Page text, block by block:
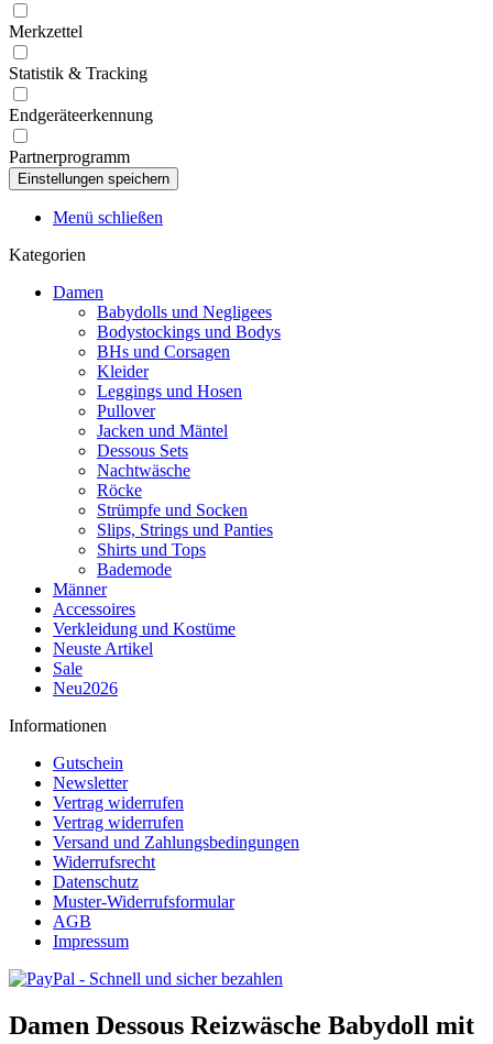
Merkzettel
Statistik & Tracking
Endgeräteerkennung
Partnerprogramm
Menü schließen
Kategorien
Damen
Babydolls und Negligees
Bodystockings und Bodys
BHs und Corsagen
Kleider
Leggings und Hosen
Pullover
Jacken und Mäntel
Dessous Sets
Nachtwäsche
Röcke
Strümpfe und Socken
Slips, Strings und Panties
Shirts und Tops
Bademode
Männer
Accessoires
Verkleidung und Kostüme
Neuste Artikel
Sale
Neu2026
Informationen
Gutschein
Newsletter
Vertrag widerrufen
Vertrag widerrufen
Versand und Zahlungsbedingungen
Widerrufsrecht
Datenschutz
Muster-Widerrufsformular
AGB
Impressum
Damen Dessous Reizwäsche Babydoll mit